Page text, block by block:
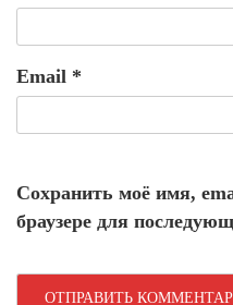
Email *
Сохранить моё имя,
браузере для